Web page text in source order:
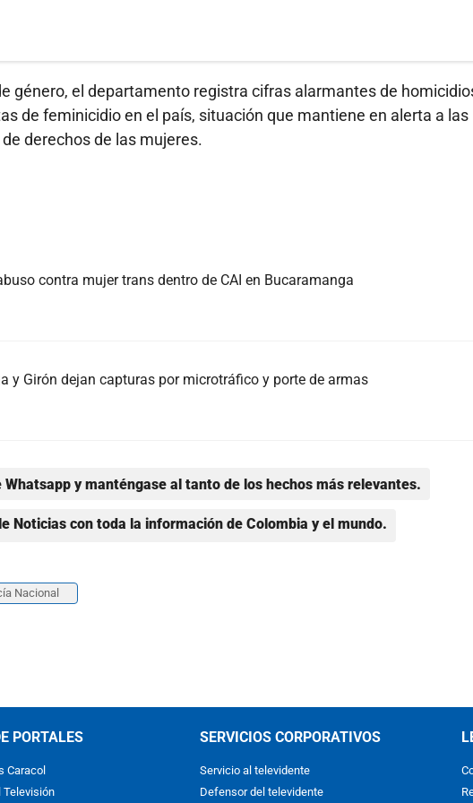
género, el departamento registra cifras alarmantes de
de feminicidio en el país, situación que mantiene en alerta a las
derechos de las mujeres.
contra mujer trans dentro de CAI en Bucaramanga
y Girón dejan capturas por microtráfico y porte de armas
Whatsapp y manténgase al tanto de los hechos más relevantes.
Noticias con toda la información de Colombia y el mundo.
Nacional
PORTALES
Caracol
Televisión
SERVICIOS CORPORATIVOS
Servicio al televidente
Defensor del televidente